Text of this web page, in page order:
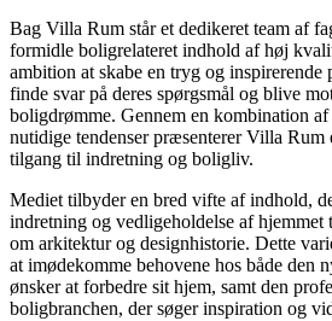
Bag Villa Rum står et dedikeret team af
formidle boligrelateret indhold af høj
ambition at skabe en tryg og
finde svar på deres spørgsmål og blive
boligdrømme. Gennem en kombination
nutidige tendenser præsenterer Villa Rum
tilgang til indretning og boligliv.
Mediet tilbyder en bred vifte af indhold,
indretning og vedligeholdelse af hjemmet
om arkitektur og designhistorie. Dette
at imødekomme behovene hos både den
ønsker at forbedre sit hjem, samt den
boligbranchen, der søger inspiration og